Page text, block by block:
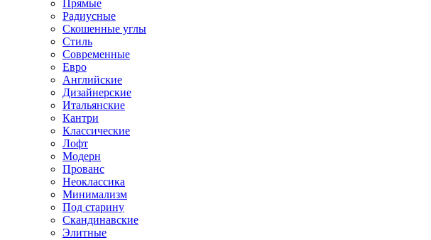
Прямые
Радиусные
Скошенные углы
Стиль
Современные
Евро
Английские
Дизайнерские
Итальянские
Кантри
Классические
Лофт
Модерн
Прованс
Неоклассика
Минимализм
Под старину
Скандинавские
Элитные